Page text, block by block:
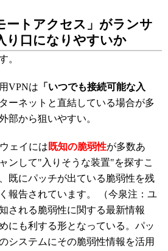
ートアクセス」がランサ
り口になりやすいか
。
VPNは 「いつでも接続可能な入
ーネットと直結している場合が多
部から狙いやすい。
ェイには 既知の脆弱性が多数あ
ンして"入りそうな装置"を探すこ
既にパッチが出ている脆弱性を残
報告されています。 （今泉注：ユ
される脆弱性に関する最新情報
にも利する形となっている。パッ
システムにその脆弱性情報を活用